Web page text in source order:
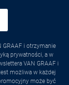
GRAAF i otrzymanie
prywatności, a w
VAN GRAAF i
możliwa w każdej
może być